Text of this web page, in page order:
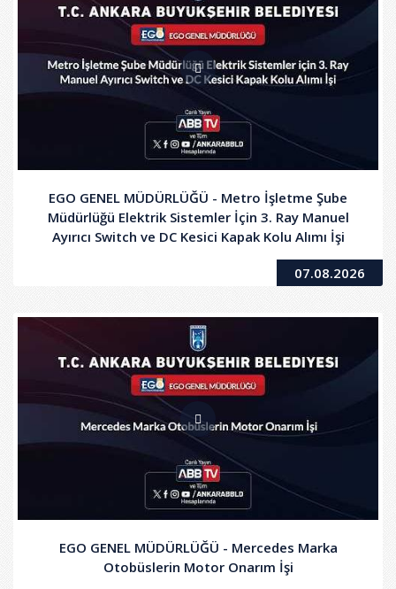
EGO GENEL MÜDÜRLÜĞÜ - Metro İşletme Şube
Müdürlüğü Elektrik Sistemler İçin 3. Ray Manuel
Ayırıcı Switch ve DC Kesici Kapak Kolu Alımı İşi
07.08.2026
EGO GENEL MÜDÜRLÜĞÜ - Mercedes Marka
Otobüslerin Motor Onarım İşi